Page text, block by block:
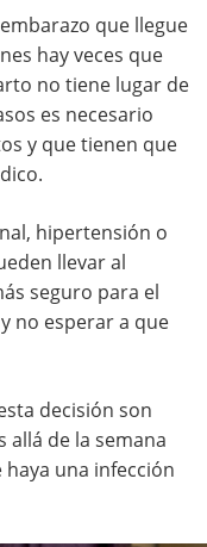
que llegue
hay veces que
no tiene lugar de
es necesario
y que tienen que
hipertensión o
llevar al
seguro para el
no esperar a que
decisión son
allá de la semana
una infección